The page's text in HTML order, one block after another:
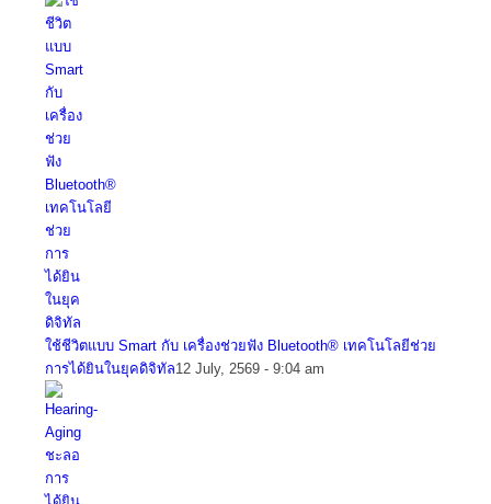
ใช้ชีวิตแบบ Smart กับ เครื่องช่วยฟัง Bluetooth® เทคโนโลยีช่วย
การได้ยินในยุคดิจิทัล12 July, 2569 - 9:04 am